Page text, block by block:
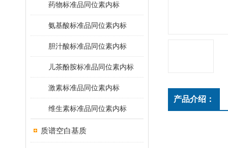
药物标准品同位素内标
氨基酸标准品同位素内标
胆汁酸标准品同位素内标
儿茶酚胺标准品同位素内标
激素标准品同位素内标
维生素标准品同位素内标
质谱空白基质
产品介绍：